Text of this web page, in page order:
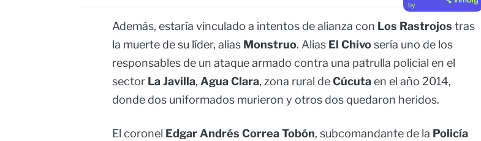
by
Además, estaría vinculado a intentos de alianza con Los Rastrojos tras
la muerte de su líder, alias Monstruo. Alias El Chivosería uno de los
responsables de un ataque armado contra una patrulla policial en el
sector La Javilla, Agua Clara, zona rural deCúcutaen el año 2014,
donde dos uniformados murieron y otros dos quedaron heridos.
El coronel Edgar Andrés Correa Tobón, subcomandante de la Policía